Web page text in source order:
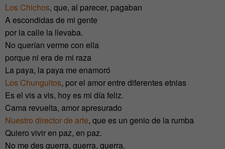
Los Chichos, que, al parecer, pagaban
A escondidas de mi gente
por la calle la llevaba.
No querían verme con ella
porque ni era de mi raza
La paya, la paya me enamoró
Los Chunguitos, por el amor entre diferentes etnias
Es el vis a vis, hoy es mi día feliz.
Cama revuelta, amor apresurado
Nuestro director de arte, que es un genio de la rumba
Quiero vivir en paz, en paz.
No me des guerra, guerra, guerra.